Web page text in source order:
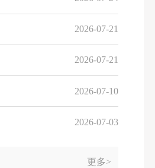
2026-07-21
2026-07-21
2026-07-10
2026-07-03
更多>